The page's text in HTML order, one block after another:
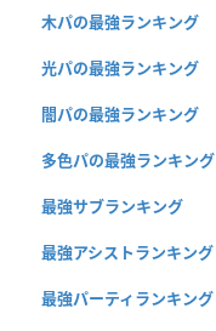
木パの最強ランキング
光パの最強ランキング
闇パの最強ランキング
多色パの最強ランキング
最強サブランキング
最強アシストランキング
最強パーティランキング